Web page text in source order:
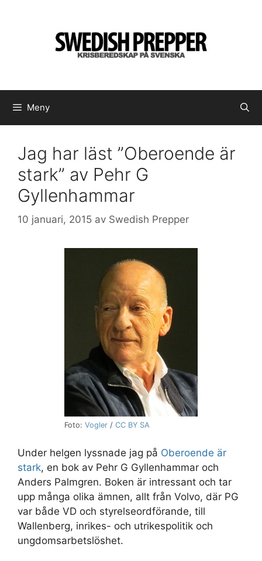
Meny
Jag har läst ”Oberoende är
stark” av Pehr G
Gyllenhammar
10 januari, 2015 av Swedish Prepper
Foto: Vogler / CC BY SA
Under helgen lyssnade jag på Oberoende är
stark, en bok av Pehr G Gyllenhammar och
Anders Palmgren. Boken är intressant och tar
upp många olika ämnen, allt från Volvo, där PG
var både VD och styrelseordförande, till
Wallenberg, inrikes- och utrikespolitik och
ungdomsarbetslöshet.